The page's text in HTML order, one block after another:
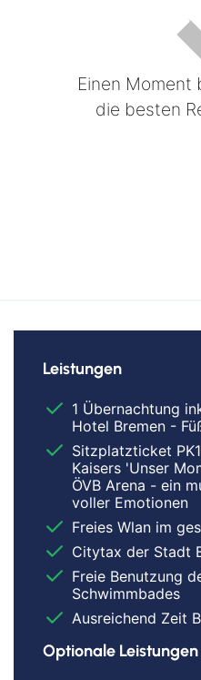
Einen
die besten
Leistungen
1 Übernachtung
Hotel Bremen -
Sitzplatzticket
Kaisers 'Unser
ÖVB Arena - ein
voller Emotionen
Freies Wlan im
Citytax der Stadt
Freie Benutzung
Schwimmbades
Ausreichend Zeit
Optionale Leistungen